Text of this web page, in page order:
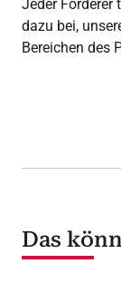
Jeder Förderer
dazu bei,
Bereichen des
Das